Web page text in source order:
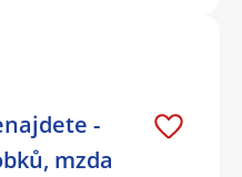
-
mzda